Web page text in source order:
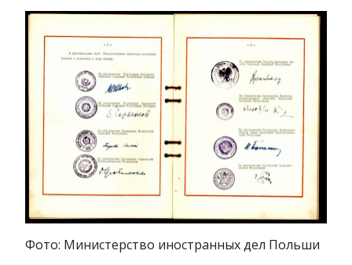
Фото: Министерство иностранных дел Польши